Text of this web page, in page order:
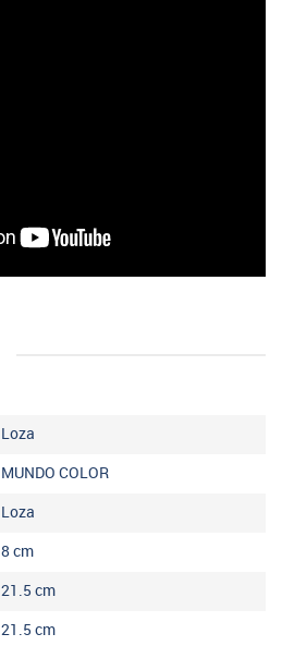
Loza
MUNDO COLOR
Loza
8 cm
21.5 cm
21.5 cm